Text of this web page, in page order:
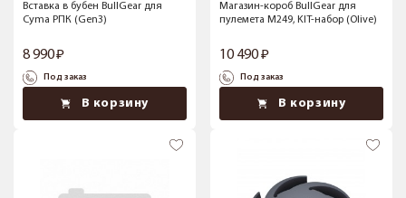
Вставка в бубен BullGear для
Cyma РПК (Gen3)
8 990
Под заказ
В корзину
Магазин-короб BullGear для
пулемета М249, KIT-набор (Olive)
10 490
Под заказ
В корзину